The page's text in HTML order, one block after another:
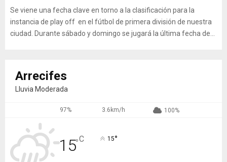
Se viene una fecha clave en torno a la clasificación para la
instancia de play off en el fútbol de primera división de nuestra
ciudad. Durante sábado y domingo se jugará la última fecha de...
Arrecifes
Lluvia Moderada
97% 3.6km/h 100%
15°C 15°